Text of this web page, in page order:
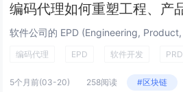
编码代理如何重塑工程、产
编码代理 EPD 软件开发 PRD
5个月前(03-20) 258阅读 #区块链